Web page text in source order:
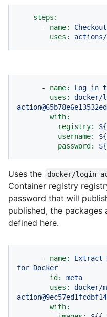
steps:
-
name: Checkout
uses:
actions/
- name: Log in
uses:
docker/
with:
registry:
username:
password:
Uses the docker/login-
Container registry
password that will
published, the
defined here.
- name: Extract
for Docker
id:
meta
uses:
docker/
with: